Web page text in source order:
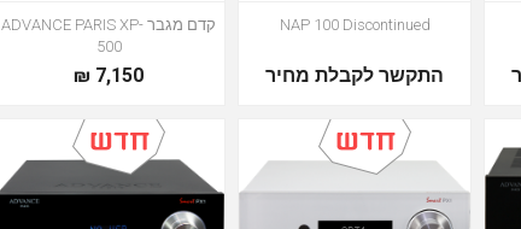
NAP 100 Discontinued
התקשר לקבלת מחיר
קדם מגבר ADVANCE PARIS XP-
500
7,150 ₪